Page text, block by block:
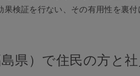
果検証を行ない、その有用性を裏付
県）で住民の方と